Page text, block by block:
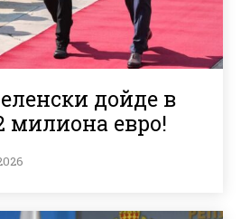
дойде в
милиона евро!